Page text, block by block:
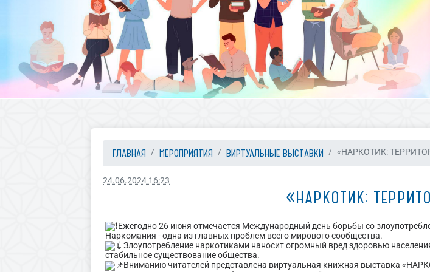
ГЛАВНАЯ МЕРОПРИЯТИЯ ВИРТУАЛЬНЫЕ ВЫСТАВКИ «НАРКОТИК:
24.06.2024 16:23
«НАРКОТИК:
Ежегодно 26 июня отмечается Международный день борьбы со
Наркомания - одна из главных проблем всего мирового сообщества.
Злоупотребление наркотиками наносит огромный вред здоровью
стабильное существование общества.
Вниманию читателей представлена виртуальная книжная выставка